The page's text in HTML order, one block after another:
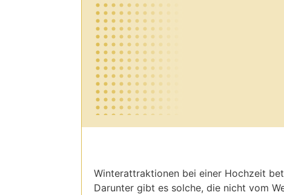
Winterattraktionen bei einer Hochzeit
Darunter gibt es solche, die nicht vom